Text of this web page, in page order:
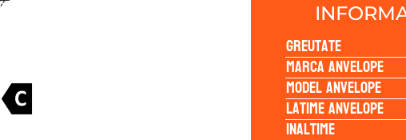
Greutate
Marca anvelope
Model anvelope
Latime anvelope
Inaltime